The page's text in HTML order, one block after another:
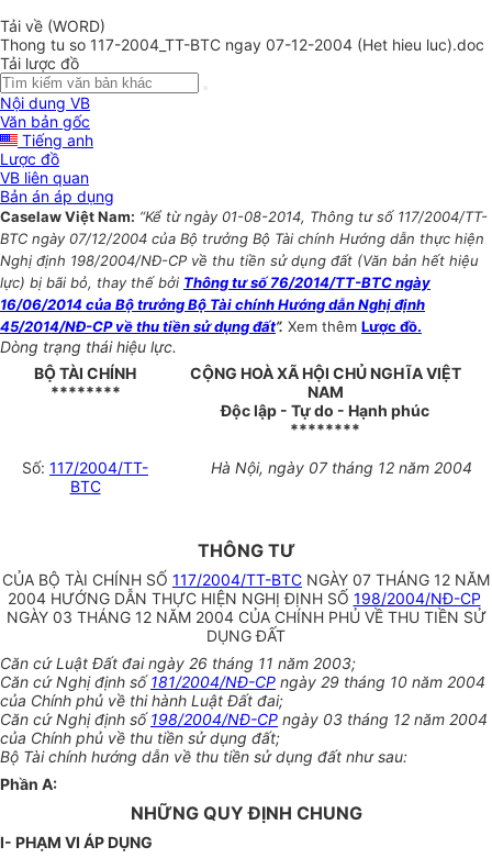
Tải về (WORD)
Thong tu so 117-2004_TT-BTC ngay 07-12-2004 (Het hieu luc).doc
Tải lược đồ
Nội dung VB
Văn bản gốc
Tiếng anh
Lược đồ
VB liên quan
Bản án áp dụng
Caselaw Việt Nam: “Kể từ ngày 01-08-2014, Thông tư số 117/2004/TT-
BTC ngày 07/12/2004 của Bộ trưởng Bộ Tài chính Hướng dẫn thực hiện
Nghị định 198/2004/NĐ-CP về thu tiền sử dụng đất (Văn bản hết hiệu
lực) bị bãi bỏ, thay thế bởi Thông tư số 76/2014/TT-BTC ngày
16/06/2014 của Bộ trưởng Bộ Tài chính Hướng dẫn Nghị định
45/2014/NĐ-CP về thu tiền sử dụng đất”. Xem thêm Lược đồ.
Dòng trạng thái hiệu lực.
BỘ TÀI CHÍNH
********
CỘNG HOÀ XÃ HỘI CHỦ NGHĨA VIỆT
NAM
Độc lập - Tự do - Hạnh phúc
********
Số: 117/2004/TT-
BTC
Hà Nội, ngày 07 tháng 12 năm 2004
THÔNG TƯ
CỦA BỘ TÀI CHÍNH SỐ 117/2004/TT-BTC NGÀY 07 THÁNG 12 NĂM
2004 HƯỚNG DẪN THỰC HIỆN NGHỊ ĐỊNH SỐ 198/2004/NĐ-CP
NGÀY 03 THÁNG 12 NĂM 2004 CỦA CHÍNH PHỦ VỀ THU TIỀN SỬ
DỤNG ĐẤT
Căn cứ Luật Đất đai ngày 26 tháng 11 năm 2003;
Căn cứ Nghị định số181/2004/NĐ-CP ngày 29 tháng 10 năm 2004
của Chính phủ về thi hành Luật Đất đai;
Căn cứ Nghị định số198/2004/NĐ-CP ngày 03 tháng 12 năm 2004
của Chính phủ về thu tiền sử dụng đất;
Bộ Tài chính hướng dẫn về thu tiền sử dụng đất như sau:
Phần A:
NHỮNG QUY ĐỊNH CHUNG
I- PHẠM VI ÁP DỤNG